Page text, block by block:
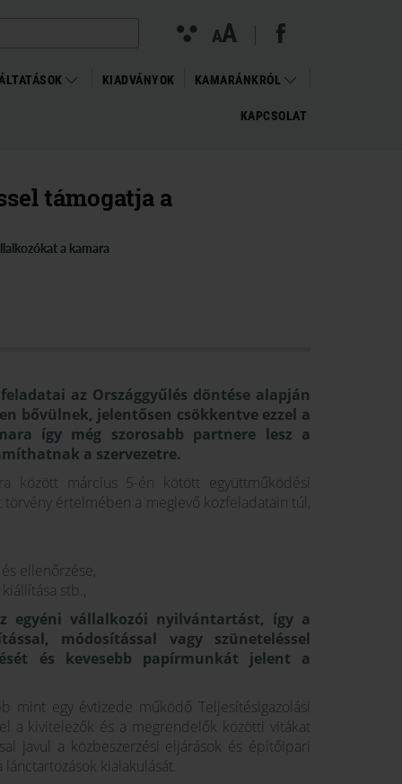
Kontraszt
nézet
Betűméret
változtatása
AA facebook megnyitása (új ablakban)
KIADVÁNYOK KAMARÁNKRÓL
KAPCSOLAT
támogatja a
a kamara
az Országgyűlés döntése alapján
bővülnek, jelentősen csökkentve ezzel a
így még szorosabb partnere lesz a
a szervezetre.
között március 5-én kötött együttműködési
értelmében a meglevő közfeladatain túl,
ellenőrzése,
stb.,
egyéni vállalkozói nyilvántartást, így a
módosítással vagy szüneteléssel
és kevesebb papírmunkát jelent a
egy évtizede működő Teljesítésigazolási
a kivitelezők és a megrendelők közötti vitákat
javul a közbeszerzési eljárások és építőipari
kialakulását.